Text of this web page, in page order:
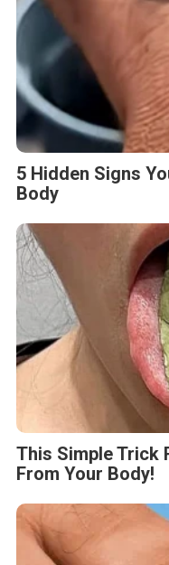
5 Hidden Signs
Body
This Simple Trick
From Your Body!